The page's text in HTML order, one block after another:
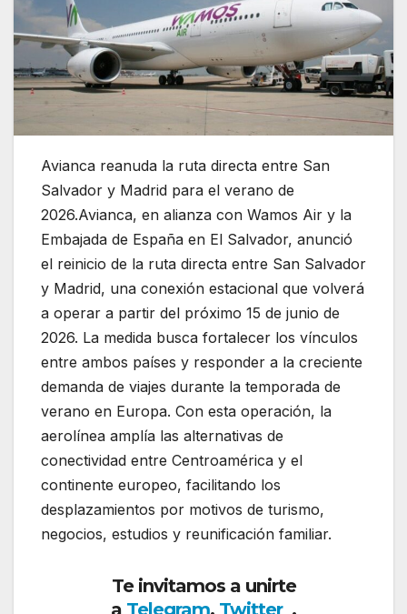
Avianca reanuda la ruta directa entre San
Salvador y Madrid para el verano de
2026.Avianca, en alianza con Wamos Air y la
Embajada de España en El Salvador, anunció
el reinicio de la ruta directa entre San Salvador
y Madrid, una conexión estacional que volverá
a operar a partir del próximo 15 de junio de
2026. La medida busca fortalecer los vínculos
entre ambos países y responder a la creciente
demanda de viajes durante la temporada de
verano en Europa. Con esta operación, la
aerolínea amplía las alternativas de
conectividad entre Centroamérica y el
continente europeo, facilitando los
desplazamientos por motivos de turismo,
negocios, estudios y reunificación familiar.
Te invitamos a unirte
a Telegram, Twitter ,